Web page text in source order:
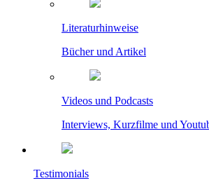
Literaturhinweise
Bücher und Artikel
Videos und Podcasts
Interviews, Kurzfilme und
Testimonials